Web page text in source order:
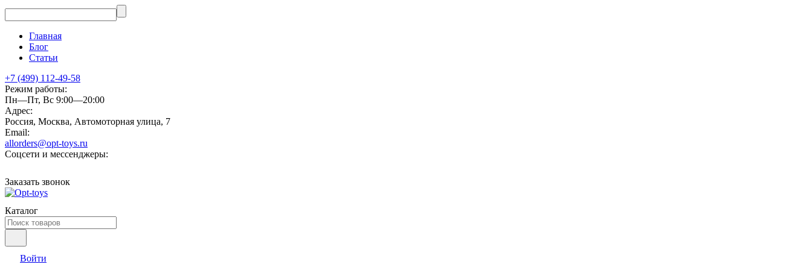
Главная
Блог
Статьи
+7 (499) 112-49-58
Режим работы:
Пн—Пт, Вс 9:00—20:00
Адрес:
Россия, Москва, Автомоторная улица, 7
Email:
allorders@opt-toys.ru
Соцсети и мессенджеры:
Заказать звонок
Каталог
Войти